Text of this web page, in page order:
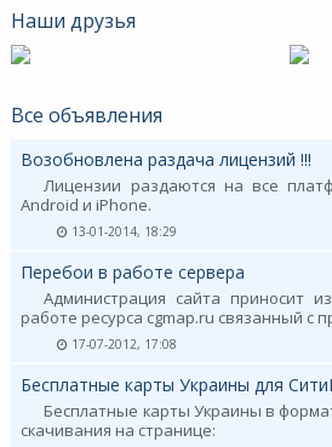
Наши друзья
Все объявления
Возобновлена раздача лицензий !!!
Лицензии раздаются на все
Android и iPhone.
13-01-2014, 18:29
Перебои в работе сервера
Администрация сайта приносит
работе ресурса cgmap.ru связанный с
17-07-2012, 17:08
Бесплатные карты Украины для
Бесплатные карты Украины в
скачивания на странице: